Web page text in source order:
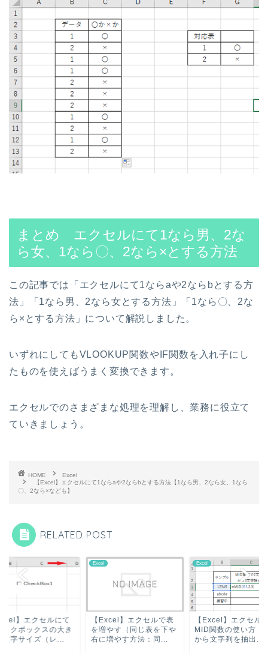
まとめ エクセルにて1なら男、2な
ら女、1なら〇、2なら×とする方法
この記事では「エクセルにて1ならaや2ならbとする方
法」「1なら男、2なら女とする方法」「1なら〇、2な
ら×とする方法」について解説しました。
いずれにしてもVLOOKUP関数やIF関数を入れ子にし
たものを使えばうまく変換できます。
エクセルでのさまざまな処理を理解し、業務に役立て
ていきましょう。
HOME
Excel
【Excel】エクセルにて1ならaや2ならbとする方法【1なら男、2なら女、1なら
〇、2なら×なども】
RELATED POST
Excel
【Excel】エクセルで表
を増やす（同じ表を下や
右に増やす方法：同...
Excel
【Excel】エクセルでの
MID関数の使い方（途中
から文字列を抽出...
Excel
【Excel】エク
チェックボック
さや文字サイズ